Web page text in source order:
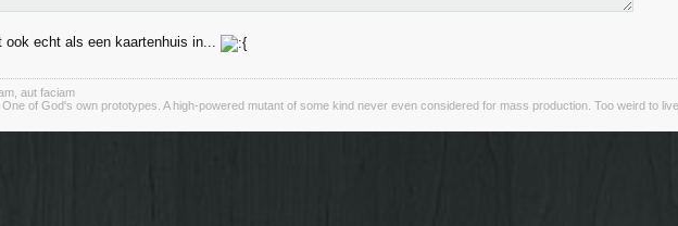
ook echt als een kaartenhuis in...
aut faciam
of God's own prototypes. A high-powered mutant of some kind never even considered for mass production. Too weird to